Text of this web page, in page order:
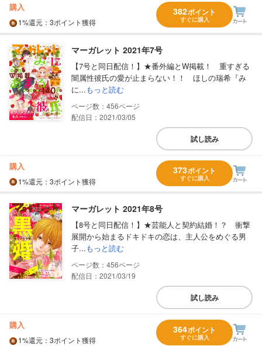
購入
1%還元 ：3ポイント獲得
382ポイント
すぐに購入
マーガレット 2021年7号
【7号と同日配信！】★番外編とW掲載！ 重すぎる
闇属性彼氏の愛が止まらない！！ ほしの瑞希『み
に...もっと読む
456
配信日：2021/03/05
試し読み
購入
1%還元 ：3ポイント獲得
373ポイント
すぐに購入
マーガレット 2021年8号
【8号と同日配信！】★芸能人と契約結婚！？ 衝撃
展開から始まるドキドキの恋は、主人公をめぐる男
子...もっと読む
456
配信日：2021/03/19
試し読み
購入
1%還元 ：3ポイント獲得
364ポイント
すぐに購入